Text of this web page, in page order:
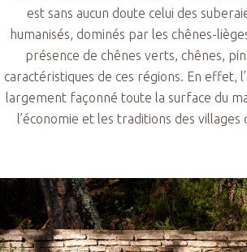
est sans aucun doute celui des
humanisés, dominés par les chênes-
présence de chênes verts, chênes,
caractéristiques de ces régions. En effet,
largement façonné toute la surface du
l’économie et les traditions des